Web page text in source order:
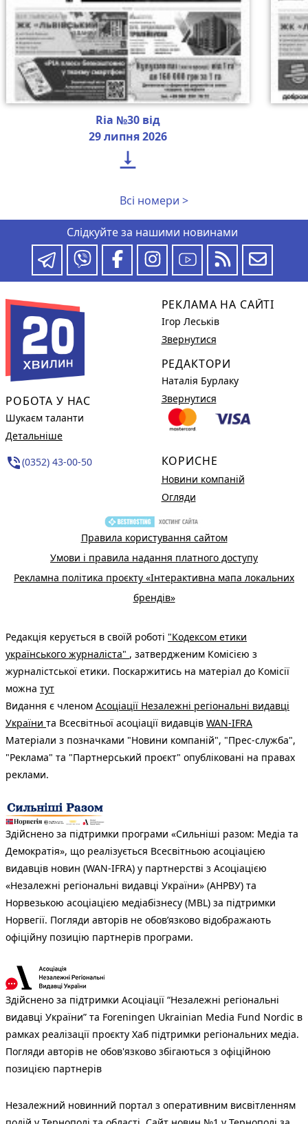
Ria №30 від
29 липня 2026

Всі номери >
Слідкуйте за нашими новинами
РОБОТА У НАС
Шукаєм таланти
Детальніше
phone_in_talk(0352) 43-00-50
РЕКЛАМА НА САЙТІ
Ігор Леськів
Звернутися
РЕДАКТОРИ
Наталія Бурлаку
Звернутися
КОРИСНЕ
Новини компаній
Огляди
Правила користування сайтом
Умови і правила надання платного доступу
Рекламна політика проєкту «Інтерактивна мапа локальних
брендів»
Редакція керується в своїй роботі "Кодексом етики
українського журналіста" , затвердженим Комісією з
журналістської етики. Поскаржитись на матеріал до Комісії
можна тут
Видання є членом Асоціації Незалежні регіональні видавці
України та Всесвітньої асоціації видавців WAN-IFRA
Матеріали з позначками "Новини компаній", "Прес-служба",
"Реклама" та "Партнерський проєкт" опубліковані на правах
реклами.
Здійснено за підтримки програми «Сильніші разом: Медіа та
Демократія», що реалізується Всесвітньою асоціацією
видавців новин (WAN-IFRA) у партнерстві з Асоціацією
«Незалежні регіональні видавці України» (АНРВУ) та
Норвезькою асоціацією медіабізнесу (MBL) за підтримки
Норвегії. Погляди авторів не обов’язково відображають
офіційну позицію партнерів програми.
Здійснено за підтримки Асоціації “Незалежні регіональні
видавці України” та Foreningen Ukrainian Media Fund Nordic в
рамках реалізації проєкту Хаб підтримки регіональних медіа.
Погляди авторів не обов'язково збігаються з офіційною
позицією партнерів
Незалежний новинний портал з оперативним висвітленням